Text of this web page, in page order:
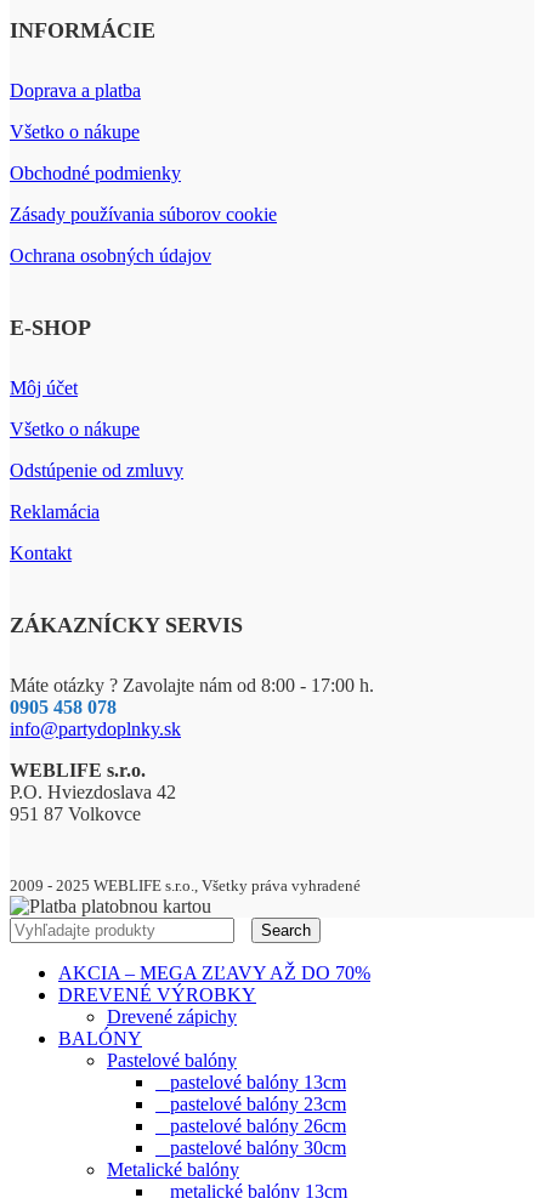
INFORMÁCIE
Doprava a platba
Všetko o nákupe
Obchodné podmienky
Zásady používania súborov cookie
Ochrana osobných údajov
E-SHOP
Môj účet
Všetko o nákupe
Odstúpenie od zmluvy
Reklamácia
Kontakt
ZÁKAZNÍCKY SERVIS
Máte otázky ? Zavolajte nám od 8:00 - 17:00 h.
0905 458 078
info@partydoplnky.sk
WEBLIFE s.r.o.
P.O. Hviezdoslava 42
951 87 Volkovce
2009 - 2025 WEBLIFE s.r.o., Všetky práva vyhradené
Search
AKCIA – MEGA ZĽAVY AŽ DO 70%
DREVENÉ VÝROBKY
Drevené zápichy
BALÓNY
Pastelové balóny
pastelové balóny 13cm
pastelové balóny 23cm
pastelové balóny 26cm
pastelové balóny 30cm
Metalické balóny
metalické balóny 13cm